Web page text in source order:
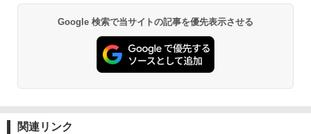
Google 検索で当サイトの記事を優先表示させる
関連リンク